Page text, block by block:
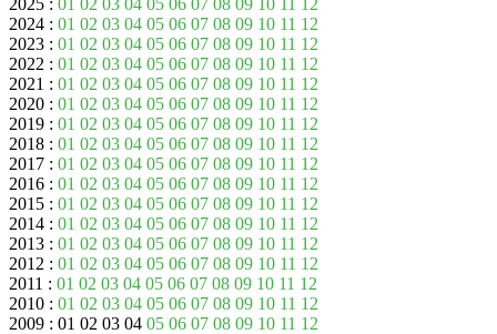
2024 : 01 02 03 04 05 06 07 08 09 10 11 12
2023 : 01 02 03 04 05 06 07 08 09 10 11 12
2022 : 01 02 03 04 05 06 07 08 09 10 11 12
2021 : 01 02 03 04 05 06 07 08 09 10 11 12
2020 : 01 02 03 04 05 06 07 08 09 10 11 12
2019 : 01 02 03 04 05 06 07 08 09 10 11 12
2018 : 01 02 03 04 05 06 07 08 09 10 11 12
2017 : 01 02 03 04 05 06 07 08 09 10 11 12
2016 : 01 02 03 04 05 06 07 08 09 10 11 12
2015 : 01 02 03 04 05 06 07 08 09 10 11 12
2014 : 01 02 03 04 05 06 07 08 09 10 11 12
2013 : 01 02 03 04 05 06 07 08 09 10 11 12
2012 : 01 02 03 04 05 06 07 08 09 10 11 12
2011 : 01 02 03 04 05 06 07 08 09 10 11 12
2010 : 01 02 03 04 05 06 07 08 09 10 11 12
2009 : 01 02 03 04 05 06 07 08 09 10 11 12